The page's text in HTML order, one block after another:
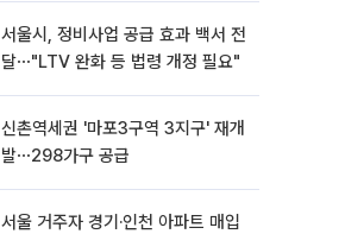
서울시, 정비사업 공급 효과 백서 전
달⋯"LTV 완화 등 법령 개정 필요"
신촌역세권 '마포3구역 3지구' 재개
발⋯298가구 공급
서울 거주자 경기·인천 아파트 매입